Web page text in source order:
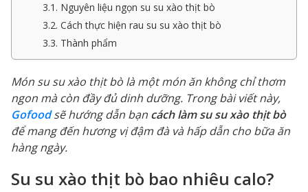
3.1. Nguyên liệu ngọn su su xào thịt bò
3.2. Cách thực hiện rau su su xào thịt bò
3.3. Thành phẩm
Món su su xào thịt bò là một món ăn không chỉ thơm
ngon mà còn đầy đủ dinh dưỡng. Trong bài viết này,
Gofoodsẽ hướng dẫn bạn cách làm su su xào thịt bò
để mang đến hương vị đậm đà và hấp dẫn cho bữa ăn
hàng ngày.
Su su xào thịt bò bao nhiêu calo?